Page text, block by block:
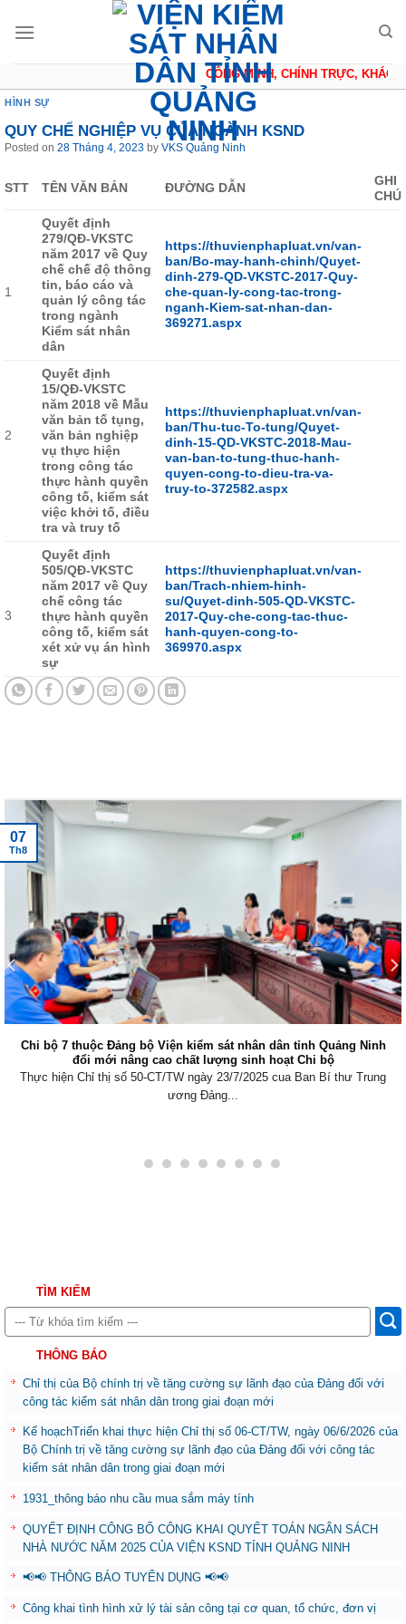
CÔNG MINH, CHÍNH TRỰC, KHÁCH
HÌNH SỰ
QUY CHẾ NGHIỆP VỤ CỦA NGÀNH KSND
Posted on 28 Tháng 4, 2023 by VKS Quảng Ninh
STT TÊN VĂN BẢN ĐƯỜNG DẪN
GHI
CHÚ
1
Quyết định
279/QĐ-VKSTC
năm 2017 về Quy
chế chế độ thông
tin, báo cáo và
quản lý công tác
trong ngành
Kiểm sát nhân
dân
https://thuvienphapluat.vn/van-
ban/Bo-may-hanh-chinh/Quyet-
dinh-279-QD-VKSTC-2017-Quy-
che-quan-ly-cong-tac-trong-
nganh-Kiem-sat-nhan-dan-
369271.aspx
2
Quyết định
15/QĐ-VKSTC
năm 2018 về Mẫu
văn bản tố tụng,
văn bản nghiệp
vụ thực hiện
trong công tác
thực hành quyền
công tố, kiểm sát
việc khởi tố, điều
tra và truy tố
https://thuvienphapluat.vn/van-
ban/Thu-tuc-To-tung/Quyet-
dinh-15-QD-VKSTC-2018-Mau-
van-ban-to-tung-thuc-hanh-
quyen-cong-to-dieu-tra-va-
truy-to-372582.aspx
3
Quyết định
505/QĐ-VKSTC
năm 2017 về Quy
chế công tác
thực hành quyền
công tố, kiểm sát
xét xử vụ án hình
sự
https://thuvienphapluat.vn/van-
ban/Trach-nhiem-hinh-
su/Quyet-dinh-505-QD-VKSTC-
2017-Quy-che-cong-tac-thuc-
hanh-quyen-cong-to-
369970.aspx
Chi bộ 7 thuộc Đảng bộ Viện kiểm sát nhân dân tỉnh Quảng Ninh
đổi mới nâng cao chất lượng sinh hoạt Chi bộ
Thực hiện Chỉ thị số 50-CT/TW ngày 23/7/2025 cua Ban Bí thư Trung
ương Đảng...
07
Th8
TÌM KIẾM
THÔNG BÁO
Chỉ thị của Bộ chính trị về tăng cường sự lãnh đạo của Đảng đối với
công tác kiểm sát nhân dân trong giai đoạn mới
Kế hoạchTriển khai thực hiện Chỉ thị số 06-CT/TW, ngày 06/6/2026 của
Bộ Chính trị về tăng cường sự lãnh đạo của Đảng đối với công tác
kiểm sát nhân dân trong giai đoạn mới
1931_thông báo nhu cầu mua sắm máy tính
QUYẾT ĐỊNH CÔNG BỐ CÔNG KHAI QUYẾT TOÁN NGÂN SÁCH
NHÀ NƯỚC NĂM 2025 CỦA VIỆN KSND TỈNH QUẢNG NINH
📢📢 THÔNG BÁO TUYỂN DỤNG 📢📢
Công khai tình hình xử lý tài sản công tại cơ quan, tổ chức, đơn vị